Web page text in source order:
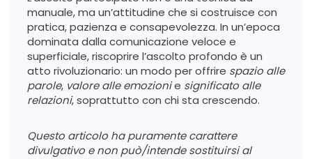
manuale, ma un’attitudine che si costruisce con
pratica, pazienza e consapevolezza. In un’epoca
dominata dalla comunicazione veloce e
superficiale, riscoprire l’ascolto profondo è un
atto rivoluzionario: un modo per offrire spazio alle
parole, valore alle emozionie significato alle
relazioni, soprattutto con chi sta crescendo.
Questo articolo ha puramente carattere
divulgativo e non può/intende sostituirsi al